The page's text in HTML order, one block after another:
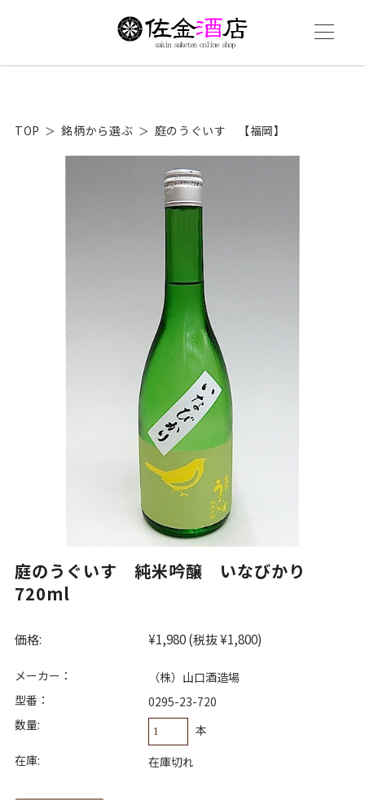
TOP 銘柄から選ぶ 庭のうぐいす 【福岡】
庭のうぐいす 純米吟醸 いなびかり
720ml
価格: ¥1,980(税抜 ¥1,800)
メーカー：
（株）山口酒造場
型番：
0295-23-720
数量:
本
在庫:
在庫切れ